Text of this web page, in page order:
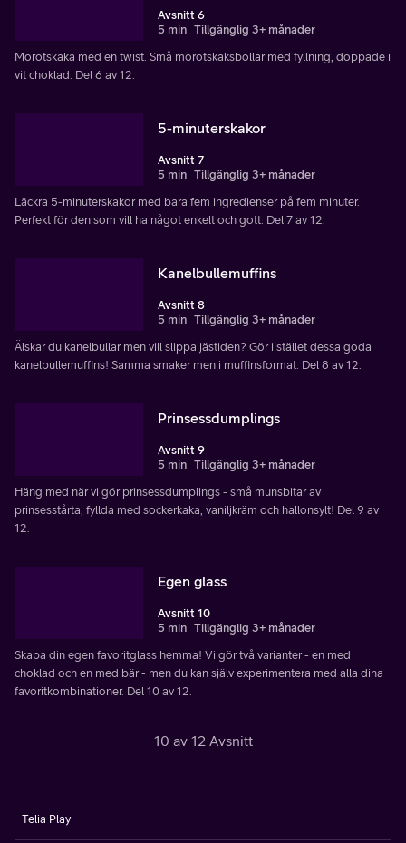
Avsnitt 6
5 min Tillgänglig 3+ månader
Morotskaka med en twist. Små morotskaksbollar med fyllning, doppade i
vit choklad. Del 6 av 12.
5-minuterskakor
Avsnitt 7
5 min Tillgänglig 3+ månader
Läckra 5-minuterskakor med bara fem ingredienser på fem minuter.
Perfekt för den som vill ha något enkelt och gott. Del 7 av 12.
Kanelbullemuffins
Avsnitt 8
5 min Tillgänglig 3+ månader
Älskar du kanelbullar men vill slippa jästiden? Gör i stället dessa goda
kanelbullemuffins! Samma smaker men i muffinsformat. Del 8 av 12.
Prinsessdumplings
Avsnitt 9
5 min Tillgänglig 3+ månader
Häng med när vi gör prinsessdumplings - små munsbitar av
prinsesstårta, fyllda med sockerkaka, vaniljkräm och hallonsylt! Del 9 av
12.
Egen glass
Avsnitt 10
5 min Tillgänglig 3+ månader
Skapa din egen favoritglass hemma! Vi gör två varianter - en med
choklad och en med bär - men du kan själv experimentera med alla dina
favoritkombinationer. Del 10 av 12.
10 av 12 Avsnitt
Telia Play